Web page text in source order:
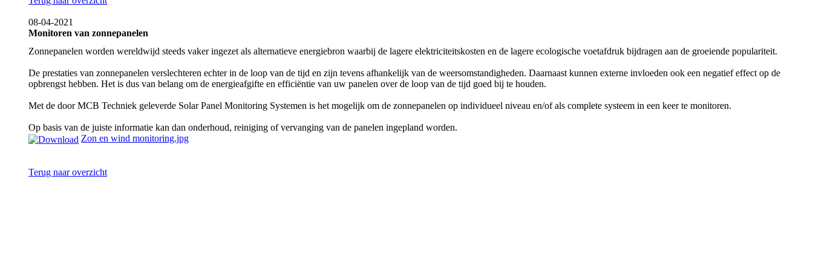
08-04-2021
Monitoren van zonnepanelen
Zonnepanelen worden wereldwijd steeds vaker ingezet als alternatieve energiebron waarbij de lagere elektriciteitskosten en de lagere ecologische voetafdruk bijdragen aan de groeiende populariteit.
De prestaties van zonnepanelen verslechteren echter in de loop van de tijd en zijn tevens afhankelijk van de weersomstandigheden. Daarnaast kunnen externe invloeden ook een negatief effect op de
opbrengst hebben. Het is dus van belang om de energieafgifte en efficiëntie van uw panelen over de loop van de tijd goed bij te houden.
Met de door MCB Techniek geleverde Solar Panel Monitoring Systemen is het mogelijk om de zonnepanelen op individueel niveau en/of als complete systeem in een keer te monitoren.
Op basis van de juiste informatie kan dan onderhoud, reiniging of vervanging van de panelen ingepland worden.
Zon en wind monitoring.jpg
Terug naar overzicht